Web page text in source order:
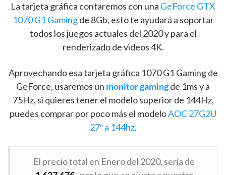
La tarjeta gráfica contaremos con una GeForce GTX
1070 G1 Gamingde 8Gb, esto te ayudará a soportar
todos los juegos actuales del 2020 y para el
renderizado de videos 4K.
Aprovechando esa tarjeta gráfica 1070 G1 Gaming de
GeForce, usaremos un monitor gamingde 1ms y a
75Hz, si quieres tener el modelo superior de 144Hz,
puedes comprar por poco más el modeloAOC 27G2U
27″ a 144hz.
El precio total en Enero del 2020, sería de